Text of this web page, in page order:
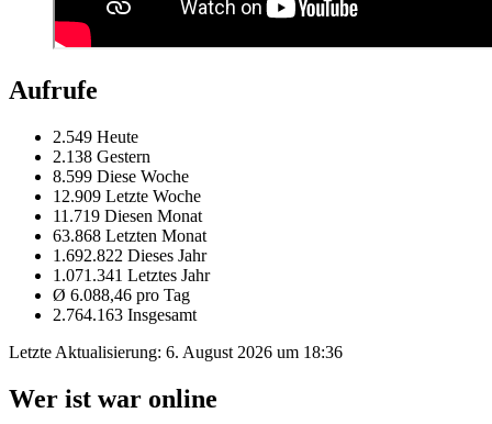
Aufrufe
2.549 Heute
2.138 Gestern
8.599 Diese Woche
12.909 Letzte Woche
11.719 Diesen Monat
63.868 Letzten Monat
1.692.822 Dieses Jahr
1.071.341 Letztes Jahr
Ø 6.088,46 pro Tag
2.764.163 Insgesamt
Letzte Aktualisierung: 6. August 2026 um 18:36
Wer ist war online